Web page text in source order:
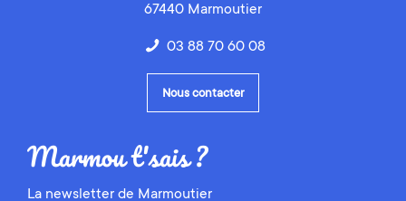
67440 Marmoutier
03 88 70 60 08
Nous contacter
La newsletter de Marmoutier